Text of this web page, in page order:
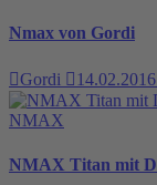
Nmax von Gordi
Gordi
NMAX
NMAX Titan mit